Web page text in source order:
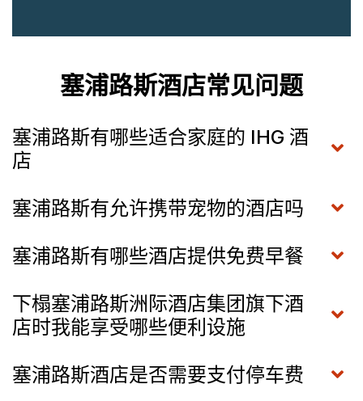
塞浦路斯酒店常见问题
塞浦路斯有哪些适合家庭的 IHG 酒
店
塞浦路斯有允许携带宠物的酒店吗
塞浦路斯有哪些酒店提供免费早餐
下榻塞浦路斯洲际酒店集团旗下酒
店时我能享受哪些便利设施
塞浦路斯酒店是否需要支付停车费